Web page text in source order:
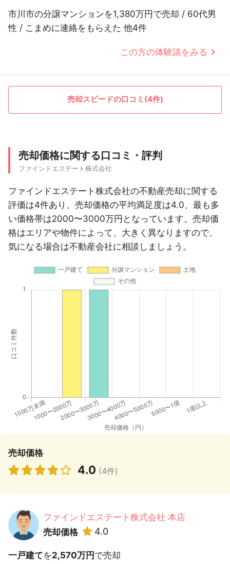
市川市の分譲マンションを1,380万円で売却 / 60代男
性 / こまめに連絡をもらえた 他4件
この方の体験談をみる
売却スピードの口コミ(4件)
売却価格に関する口コミ・評判
ファインドエステート株式会社
ファインドエステート株式会社の不動産売却に関する
評価は4件あり、売却価格の平均満足度は4.0、最も多
い価格帯は2000〜3000万円となっています。売却価
格はエリアや物件によって、大きく異なりますので、
気になる場合は不動産会社に相談しましょう。
売却価格
4.0 (4件)
ファインドエステート株式会社 本店
売却価格
4.0
一戸建てを2,570万円 で売却